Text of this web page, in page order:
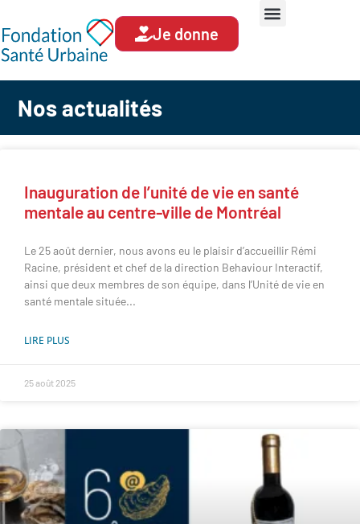
Je donne
Nos actualités
Inauguration de l’unité de vie en santé
mentale au centre-ville de Montréal
Le 25 août dernier, nous avons eu le plaisir d’accueillir Rémi
Racine, président et chef de la direction Behaviour Interactif,
ainsi que deux membres de son équipe, dans l’Unité de vie en
santé mentale située
LIRE PLUS
25 août 2025